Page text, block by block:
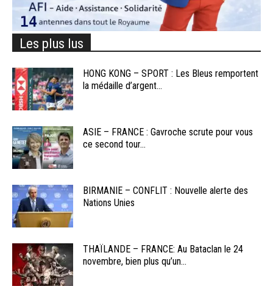
Les plus lus
HONG KONG – SPORT : Les Bleus remportent
la médaille d’argent...
ASIE – FRANCE : Gavroche scrute pour vous
ce second tour...
BIRMANIE – CONFLIT : Nouvelle alerte des
Nations Unies
THAÏLANDE – FRANCE: Au Bataclan le 24
novembre, bien plus qu’un...